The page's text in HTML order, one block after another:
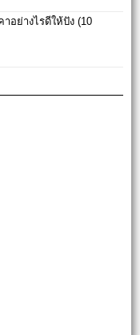
อย่างไรดีให้ปัง (10